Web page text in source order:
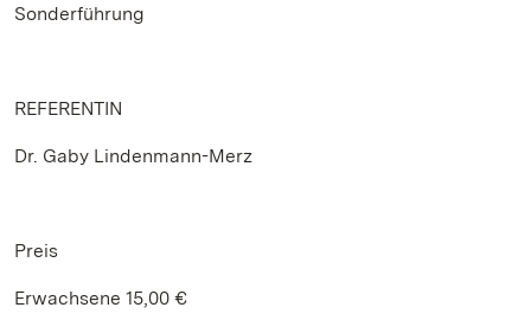
Sonderführung
REFERENTIN
Dr. Gaby Lindenmann-Merz
Preis
Erwachsene 15,00 €